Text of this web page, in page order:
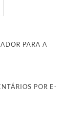
PARA A
POR E-